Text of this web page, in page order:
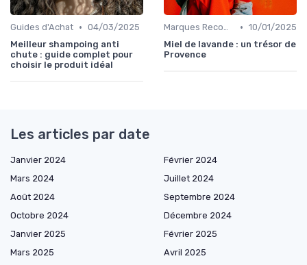
Guides d'Achat • 04/03/2025
Meilleur shampoing anti
chute : guide complet pour
choisir le produit idéal
Marques Recommandées • 10/01/2025
Miel de lavande : un trésor de
Provence
Les articles par date
Janvier 2024
Février 2024
Mars 2024
Juillet 2024
Août 2024
Septembre 2024
Octobre 2024
Décembre 2024
Janvier 2025
Février 2025
Mars 2025
Avril 2025